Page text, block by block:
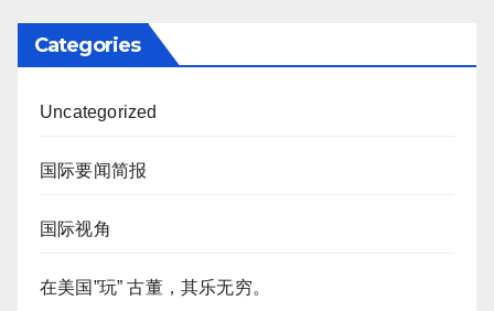
Categories
Uncategorized
国际要闻简报
国际视角
在美国”玩” 古董，其乐无穷。